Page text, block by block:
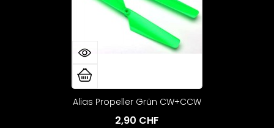
Alias Propeller Grün CW+CCW
2,90 CHF